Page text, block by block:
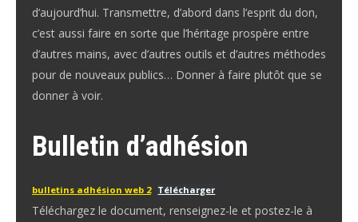
d’aujourd’hui. Transmettre, d’abord dans l’esprit du don,
c’est aussi faire en sorte que l’héritage prospère entre
d’autres mains, avec d’autres outils et d’autres méthodes
pour de nouveaux publics… Donner à faire plutôt que se
donner à voir.
Bulletin d’adhésion
bulletins adhésion web 2 Télécharger
Téléchargez le document, renseignez-le et postez-le à